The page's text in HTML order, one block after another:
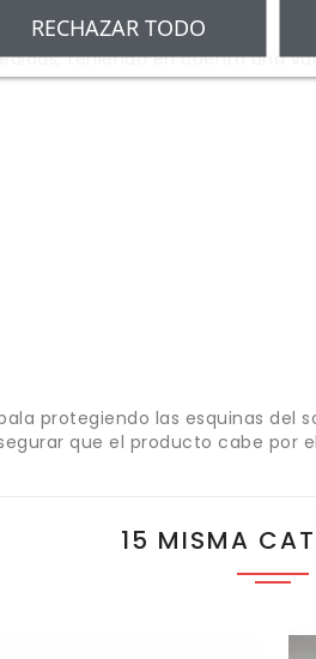
teniendo en cuenta una
protegiendo las esquinas del
que el producto cabe por
15 MISMA
RECHAZAR TODO